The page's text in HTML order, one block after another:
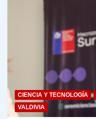
CIENCIA Y TECNOLOGÍA
VALDIVIA